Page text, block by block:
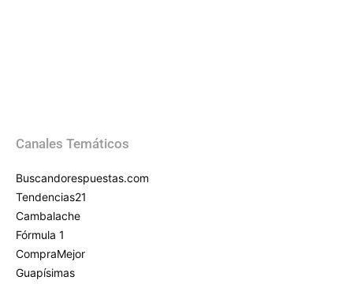
Canales Temáticos
Buscandorespuestas.com
Tendencias21
Cambalache
Fórmula 1
CompraMejor
Guapísimas